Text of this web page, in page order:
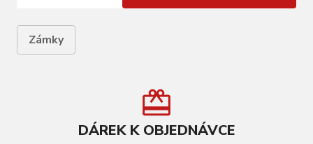
Zámky
DÁREK K OBJEDNÁVCE